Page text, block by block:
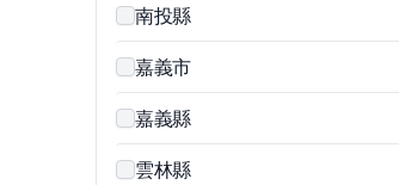
南投縣
嘉義市
嘉義縣
雲林縣